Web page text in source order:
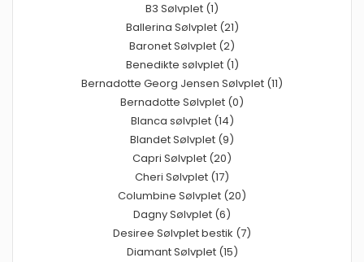
B3 Sølvplet (1)
Ballerina Sølvplet (21)
Baronet Sølvplet (2)
Benedikte sølvplet (1)
Bernadotte Georg Jensen Sølvplet (11)
Bernadotte Sølvplet (0)
Blanca sølvplet (14)
Blandet Sølvplet (9)
Capri Sølvplet (20)
Cheri Sølvplet (17)
Columbine Sølvplet (20)
Dagny Sølvplet (6)
Desiree Sølvplet bestik (7)
Diamant Sølvplet (15)